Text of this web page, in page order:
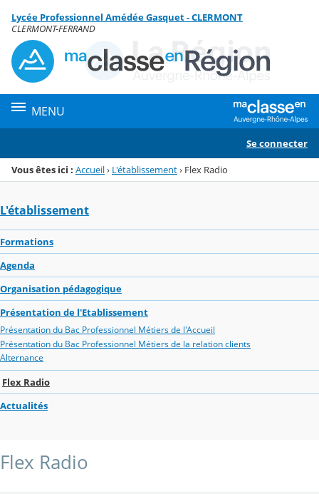
Menu de la rubrique
Contenu
Lycée Professionnel Amédée Gasquet - CLERMONT
CLERMONT-FERRAND
MENU
Se connecter
Vous êtes ici : Accueil› L'établissement› Flex Radio
L'établissement
Formations
Agenda
Organisation pédagogique
Présentation de l'Etablissement
Présentation du Bac Professionnel Métiers de l'Accueil
Présentation du Bac Professionnel Métiers de la relation clients
Alternance
Flex Radio
Actualités
Flex Radio